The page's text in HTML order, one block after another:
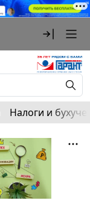
Налоги и